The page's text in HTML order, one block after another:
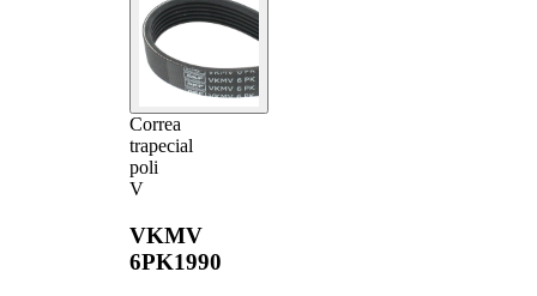
Correa
trapecial
poli
V
VKMV
6PK1990